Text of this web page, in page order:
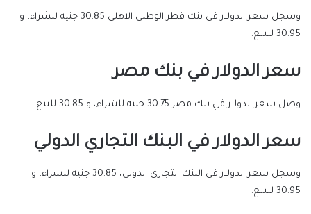
وسجل سعر الدولار في بنك قطر الوطني الاهلي 30.85 جنيه للشراء، و
30.95 للبيع.
سعر الدولار في بنك مصر
وصل سعر الدولار في بنك مصر 30.75 جنيه للشراء، و 30.85 للبيع.
سعر الدولار في البنك التجاري الدولي
وسجل سعر الدولار في البنك التجاري الدولي، 30.85 جنيه للشراء، و
30.95 للبيع.